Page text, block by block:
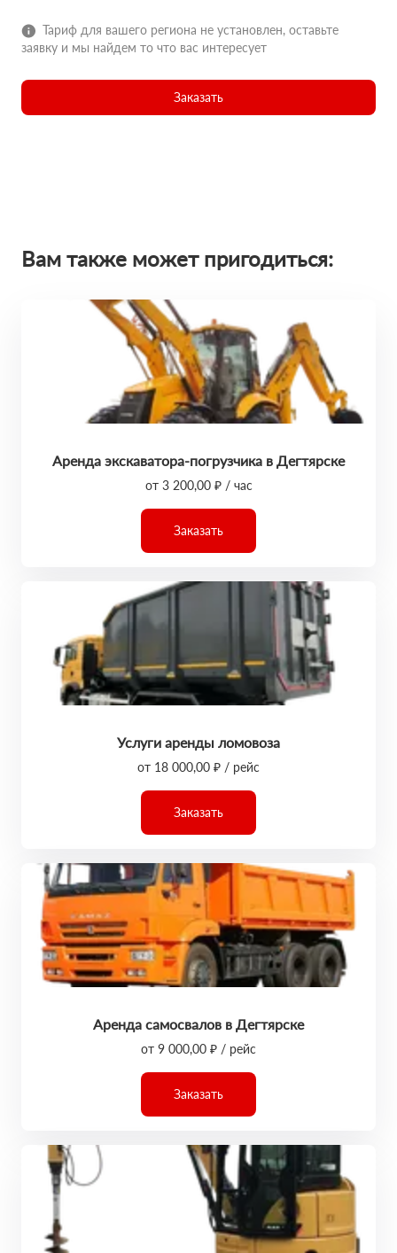
Тариф для вашего региона не установлен, оставьте
заявку и мы найдем то что вас интересует
Заказать
Вам также может пригодиться:
Аренда экскаватора-погрузчика в Дегтярске
от 3 200,00 ₽ / час
Заказать
Услуги аренды ломовоза
от 18 000,00 ₽ / рейс
Заказать
Аренда самосвалов в Дегтярске
от 9 000,00 ₽ / рейс
Заказать